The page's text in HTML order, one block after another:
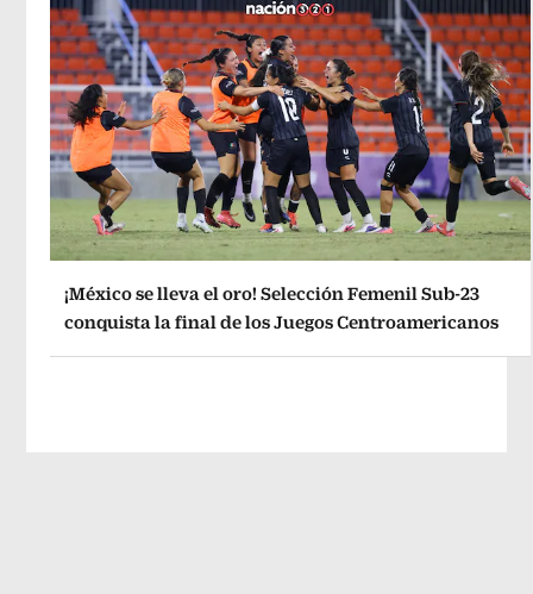
¡México se lleva el oro! Selección Femenil Sub-23
conquista la final de los Juegos Centroamericanos